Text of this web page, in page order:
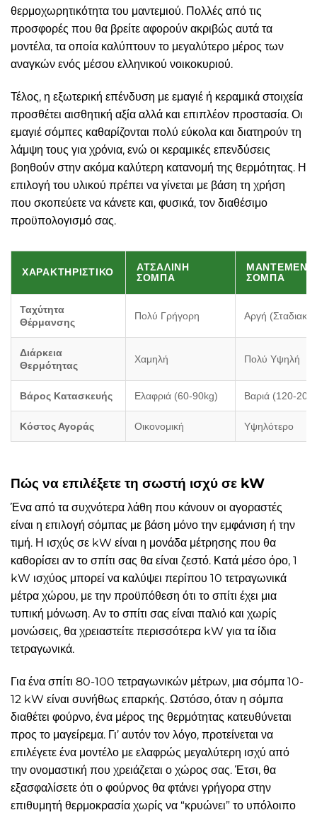
θερμοχωρητικότητα του μαντεμιού. Πολλές από τις
προσφορές που θα βρείτε αφορούν ακριβώς αυτά τα
μοντέλα, τα οποία καλύπτουν το μεγαλύτερο μέρος των
αναγκών ενός μέσου ελληνικού νοικοκυριού.
Τέλος, η εξωτερική επένδυση με εμαγιέ ή κεραμικά στοιχεία
προσθέτει αισθητική αξία αλλά και επιπλέον προστασία. Οι
εμαγιέ σόμπες καθαρίζονται πολύ εύκολα και διατηρούν τη
λάμψη τους για χρόνια, ενώ οι κεραμικές επενδύσεις
βοηθούν στην ακόμα καλύτερη κατανομή της θερμότητας. Η
επιλογή του υλικού πρέπει να γίνεται με βάση τη χρήση
που σκοπεύετε να κάνετε και, φυσικά, τον διαθέσιμο
προϋπολογισμό σας.
ΧΑΡΑΚΤΗΡΙΣΤΙΚΌ
ΑΤΣΆΛΙΝΗ
ΣΌΜΠΑ
ΣΌΜΠΑ
Ταχύτητα
Θέρμανσης
Πολύ Γρήγορη Αργή (Σταδιακή)
Διάρκεια
Θερμότητας
Χαμηλή Πολύ Υψηλή
Βάρος Κατασκευής Ελαφριά (60-90kg) Βαριά (120-
Κόστος Αγοράς Οικονομική Υψηλότερο
Πώς να επιλέξετε τη σωστή ισχύ σε kW
Ένα από τα συχνότερα λάθη που κάνουν οι αγοραστές
είναι η επιλογή σόμπας με βάση μόνο την εμφάνιση ή την
τιμή. Η ισχύς σε kW είναι η μονάδα μέτρησης που θα
καθορίσει αν το σπίτι σας θα είναι ζεστό. Κατά μέσο όρο, 1
kW ισχύος μπορεί να καλύψει περίπου 10 τετραγωνικά
μέτρα χώρου, με την προϋπόθεση ότι το σπίτι έχει μια
τυπική μόνωση. Αν το σπίτι σας είναι παλιό και χωρίς
μονώσεις, θα χρειαστείτε περισσότερα kW για τα ίδια
τετραγωνικά.
Για ένα σπίτι 80-100 τετραγωνικών μέτρων, μια σόμπα 10-
12 kW είναι συνήθως επαρκής. Ωστόσο, όταν η σόμπα
διαθέτει φούρνο, ένα μέρος της θερμότητας κατευθύνεται
προς το μαγείρεμα. Γι’ αυτόν τον λόγο, προτείνεται να
επιλέγετε ένα μοντέλο με ελαφρώς μεγαλύτερη ισχύ από
την ονομαστική που χρειάζεται ο χώρος σας. Έτσι, θα
εξασφαλίσετε ότι ο φούρνος θα φτάνει γρήγορα στην
επιθυμητή θερμοκρασία χωρίς να “κρυώνει” το υπόλοιπο